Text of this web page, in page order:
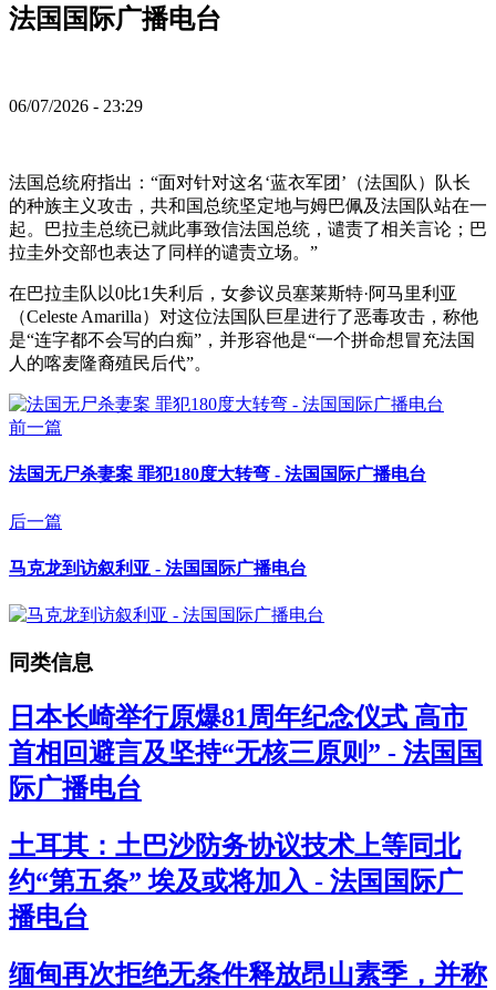
法国国际广播电台
06/07/2026 - 23:29
法国总统府指出：“面对针对这名‘蓝衣军团’（法国队）队长
的种族主义攻击，共和国总统坚定地与姆巴佩及法国队站在一
起。巴拉圭总统已就此事致信法国总统，谴责了相关言论；巴
拉圭外交部也表达了同样的谴责立场。”
在巴拉圭队以0比1失利后，女参议员塞莱斯特·阿马里利亚
（Celeste Amarilla）对这位法国队巨星进行了恶毒攻击，称他
是“连字都不会写的白痴”，并形容他是“一个拼命想冒充法国
人的喀麦隆裔殖民后代”。
前一篇
法国无尸杀妻案 罪犯180度大转弯 - 法国国际广播电台
后一篇
马克龙到访叙利亚 - 法国国际广播电台
同类信息
日本长崎举行原爆81周年纪念仪式 高市
首相回避言及坚持“无核三原则” - 法国国
际广播电台
土耳其：土巴沙防务协议技术上等同北
约“第五条” 埃及或将加入 - 法国国际广
播电台
缅甸再次拒绝无条件释放昂山素季，并称